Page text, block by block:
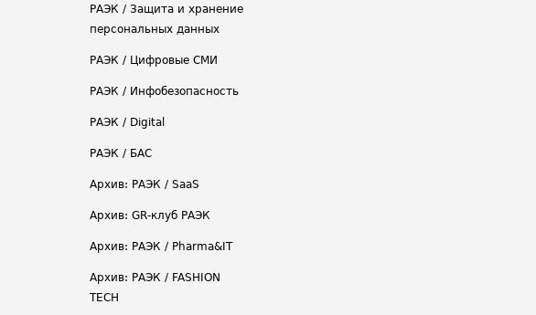
РАЭК / Защита и хранение
персональных данных
РАЭК / Цифровые СМИ
РАЭК / Инфобезопасность
РАЭК / Digital
РАЭК / БАС
Архив: РАЭК / SaaS
Архив: GR-клуб РАЭК
Архив: РАЭК / Pharma&IT
Архив: РАЭК / FASHION
TECH